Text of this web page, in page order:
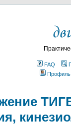
FAQ
Профиль